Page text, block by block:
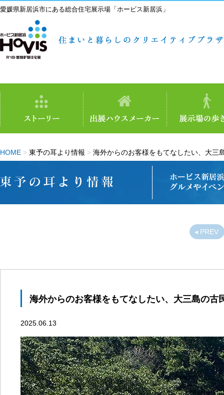
愛媛県新居浜市にある総合住宅展示場「ホービス新居浜」
HOME > 東予の耳より情報 > 海外からのお客様をもてなしたい、大三
◂ PREV
海外からのお客様をもてなしたい、大三島の古
2025.06.13